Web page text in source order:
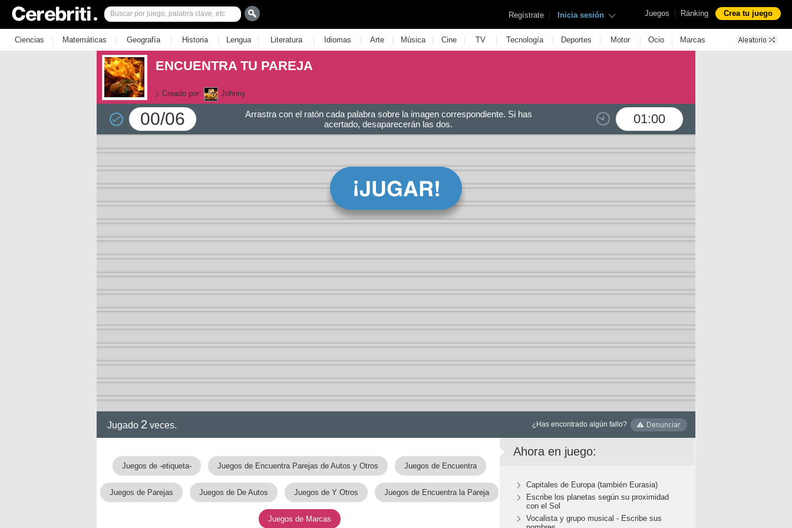
Juegos | Ránking Crea tu juego
Regístrate | Inicia sesión
Ciencias | Matemáticas | Geografía | Historia | Lengua | Literatura | Idiomas | Arte | Música | Cine | TV | Tecnología | Deportes | Motor | Ocio | Marcas
ENCUENTRA TU PAREJA
Creado por: Johnny
00/06 01:00
Arrastra con el ratón cada palabra sobre la imagen correspondiente. Si has
acertado, desaparecerán las dos.
Jugado 2 veces. ¿Has encontrado algún fallo?
Juegos de -etiqueta- Juegos de Encuentra Parejas de Autos y Otros Juegos de Encuentra
Juegos de Parejas Juegos de De Autos Juegos de Y Otros Juegos de Encuentra la Pareja
Juegos de Marcas
Ahora en juego:
Capitales de Europa (también Eurasia)
Escribe los planetas según su proximidad
con el Sol
Vocalista y grupo musical - Escribe sus